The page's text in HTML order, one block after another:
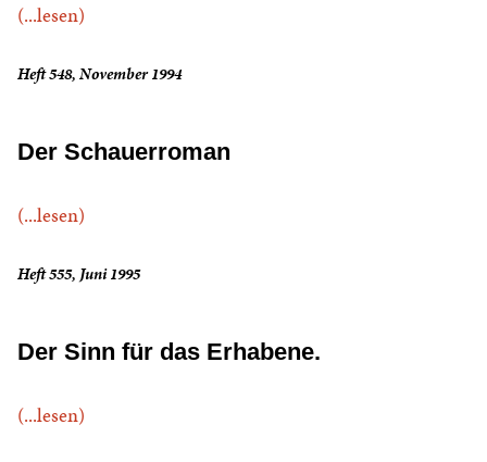
(...lesen)
Heft 548, November 1994
Der Schauerroman
(...lesen)
Heft 555, Juni 1995
Der Sinn für das Erhabene.
(...lesen)